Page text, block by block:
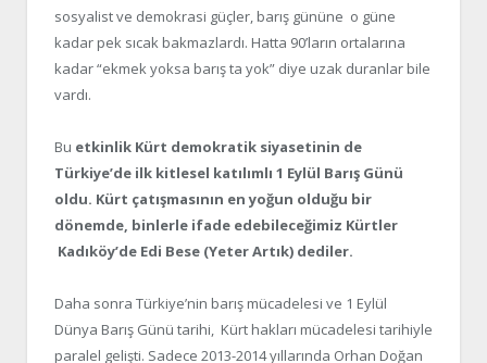
sosyalist ve demokrasi güçler, barış gününe o güne
kadar pek sıcak bakmazlardı. Hatta 90’ların ortalarına
kadar “ekmek yoksa barış ta yok” diye uzak duranlar bile
vardı.
Bu etkinlik Kürt demokratik siyasetinin de
Türkiye’de ilk kitlesel katılımlı 1 Eylül Barış Günü
oldu. Kürt çatışmasının en yoğun olduğu bir
dönemde, binlerle ifade edebileceğimiz Kürtler
Kadıköy’de Edi Bese (Yeter Artık) dediler.
Daha sonra Türkiye’nin barış mücadelesi ve 1 Eylül
Dünya Barış Günü tarihi, Kürt hakları mücadelesi tarihiyle
paralel gelişti. Sadece 2013-2014 yıllarında Orhan Doğan